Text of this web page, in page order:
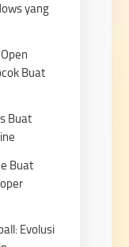
yang
Buat
Buat
Buat
Evolusi